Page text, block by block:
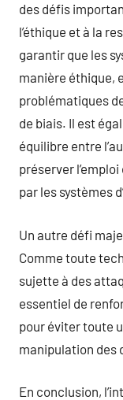
des défis
l’éthique et à la
garantir que les
manière éthique,
problématiques
de biais. Il est
équilibre entre
préserver
par les systèmes
Un autre défi
Comme toute
sujette à des
essentiel de
pour éviter toute
manipulation des
En conclusion,